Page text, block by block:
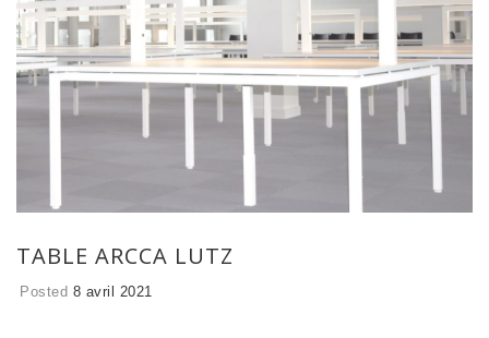
TABLE ARCCA LUTZ
Posted 8 avril 2021